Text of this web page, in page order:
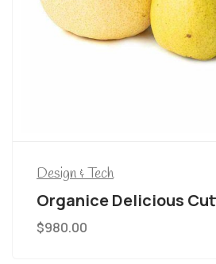
Design & Tech
Organice Delicious
$980.00